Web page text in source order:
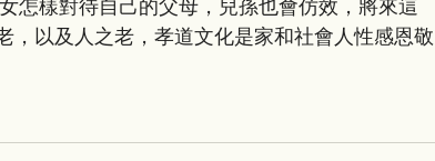
，以及人之老，孝道文化是家和社會人性感恩敬